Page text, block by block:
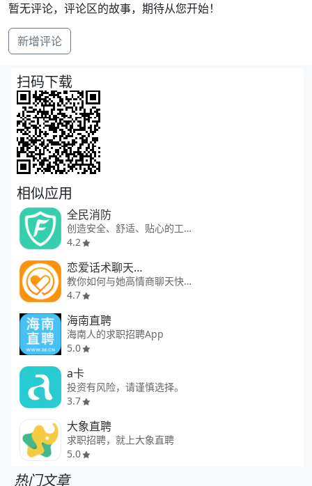
暂无评论，评论区的故事，期待从您开始！
新增评论
扫码下载
相似应用
全民消防
创造安全、舒适、贴心的工作生活环境
4.2
恋爱话术聊天神器
教你如何与她高情商聊天快速脱单
4.7
海南直聘
海南人的求职招聘App
5.0
a卡
投资有风险，请谨慎选择。
3.7
大象直聘
求职招聘，就上大象直聘
5.0
热门文章